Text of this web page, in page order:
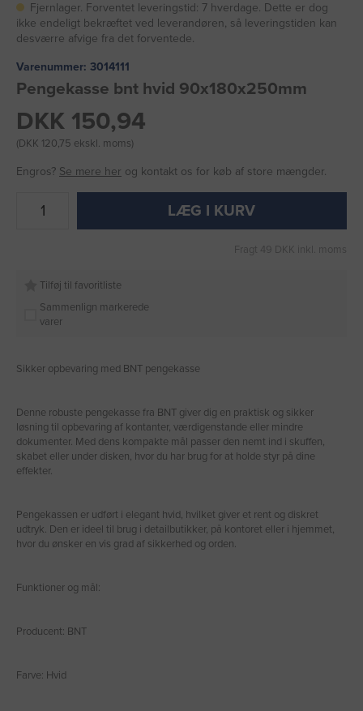
Fjernlager. Forventet leveringstid: 7 hverdage. Dette er dog
ikke endeligt bekræftet ved leverandøren, så leveringstiden kan
desværre afvige fra det forventede.
Varenummer: 3014111
Pengekasse bnt hvid 90x180x250mm
DKK 150,94
(DKK 120,75 ekskl. moms)
Engros? Se mere her og kontakt os for køb af store mængder.
LÆG I KURV
Fragt 49 DKK inkl. moms
Tilføj til favoritliste
Sammenlign markerede
varer
Sikker opbevaring med BNT pengekasse
Denne robuste pengekasse fra BNT giver dig en praktisk og sikker
løsning til opbevaring af kontanter, værdigenstande eller mindre
dokumenter. Med dens kompakte mål passer den nemt ind i skuffen,
skabet eller under disken, hvor du har brug for at holde styr på dine
effekter.
Pengekassen er udført i elegant hvid, hvilket giver et rent og diskret
udtryk. Den er ideel til brug i detailbutikker, på kontoret eller i hjemmet,
hvor du ønsker en vis grad af sikkerhed og orden.
Funktioner og mål:
Producent: BNT
Farve: Hvid